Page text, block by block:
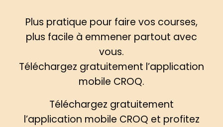
Plus pratique pour faire vos courses,
plus facile à emmener partout avec
vous.
Téléchargez gratuitement l’application
mobile CROQ.
Téléchargez gratuitement
l’application mobile CROQ et profitez